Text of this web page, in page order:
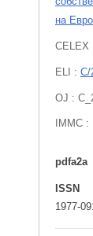
на
CELEX
ELI : C/
OJ :
IMMC
pdfa2a
ISSN
1977-